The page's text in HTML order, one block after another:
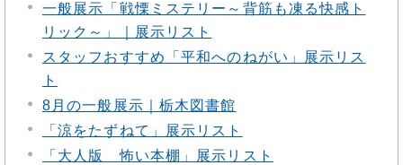
一般展示「戦慄ミステリー～背筋も凍る快感ト
リック～」｜展示リスト
スタッフおすすめ「平和へのねがい」展示リス
ト
8月の一般展示｜栃木図書館
「涼をたずねて」展示リスト
「大人版 怖い本棚」展示リスト